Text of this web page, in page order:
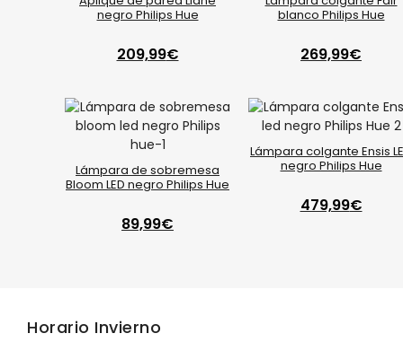
negro Philips Hue
209,99€
blanco Philips Hue
269,99€
Lámpara de sobremesa
Bloom LED negro Philips Hue
89,99€
Lámpara colgante Ensis
negro Philips Hue
479,99€
Horario Invierno